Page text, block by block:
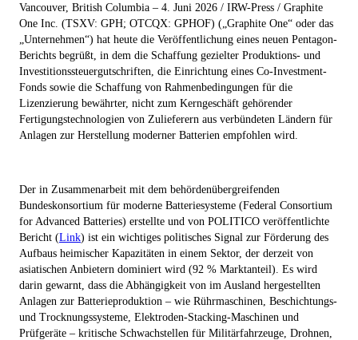
Vancouver, British Columbia – 4. Juni 2026 / IRW-Press / Graphite
One Inc. (TSXV: GPH; OTCQX: GPHOF) („ Graphite One“ oder das
Unternehmen“) hat heute die Veröffentlichung eines neuen Pentagon-
Berichts begrüßt, in dem die Schaffung gezielter Produktions- und
Investitionssteuergutschriften, die Einrichtung eines Co-Investment-
Fonds sowie die Schaffung von Rahmenbedingungen für die
Lizenzierung bewährter, nicht zum Kerngeschäft gehörender
Fertigungstechnologien von Zulieferern aus verbündeten Ländern für
Anlagen zur Herstellung moderner Batterien empfohlen wird.
Der in Zusammenarbeit mit dem behördenübergreifenden
Bundeskonsortium für moderne Batteriesysteme (Federal Consortium
for Advanced Batteries) erstellte und von POLITICO veröffentlichte
Bericht (Link) ist ein wichtiges politisches Signal zur Förderung des
Aufbaus heimischer Kapazitäten in einem Sektor, der derzeit von
asiatischen Anbietern dominiert wird (92 % Marktanteil). Es wird
darin gewarnt, dass die Abhängigkeit von im Ausland hergestellten
Anlagen zur Batterieproduktion – wie Rührmaschinen, Beschichtungs-
und Trocknungssysteme, Elektroden-Stacking-Maschinen und
Prüfgeräte – kritische Schwachstellen für Militärfahrzeuge, Drohnen,